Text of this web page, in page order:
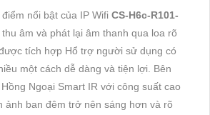
nổi bật của IP Wifi CS-H6c-R101-
âm và phát lại âm thanh qua loa rõ
tích hợp Hổ trợ người sử dụng có
một cách dễ dàng và tiện lợi. Bên
Ngoại Smart IR với công suất cao
ảnh ban đêm trở nên sáng hơn và rõ